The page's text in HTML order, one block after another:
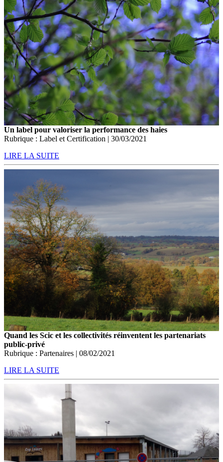
Un label pour valoriser la performance des haies
Rubrique : Label et Certification | 30/03/2021
LIRE LA SUITE
Quand les Scic et les collectivités réinventent les partenariats
public-privé
Rubrique : Partenaires | 08/02/2021
LIRE LA SUITE